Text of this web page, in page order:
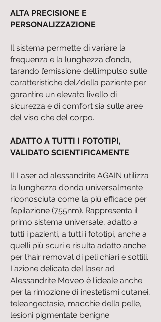
ALTA PRECISIONE E
PERSONALIZZAZIONE
Il sistema permette di variare la
frequenza e la lunghezza d’onda,
tarando l’emissione dell’impulso sulle
caratteristiche del/della paziente per
garantire un elevato livello di
sicurezza e di comfort sia sulle aree
del viso che del corpo.
ADATTO A TUTTI I FOTOTIPI,
VALIDATO SCIENTIFICAMENTE
Il Laser ad alessandrite AGAIN utilizza
la lunghezza d’onda universalmente
riconosciuta come la più efficace per
l’epilazione (755nm). Rappresenta il
primo sistema universale, adatto a
tutti i pazienti, a tutti i fototipi, anche a
quelli più scuri e risulta adatto anche
per l’hair removal di peli chiari e sottili.
L’azione delicata del laser ad
Alessandrite Moveo è l’ideale anche
per la rimozione di inestetismi cutanei,
teleangectasie, macchie della pelle,
lesioni pigmentate benigne.